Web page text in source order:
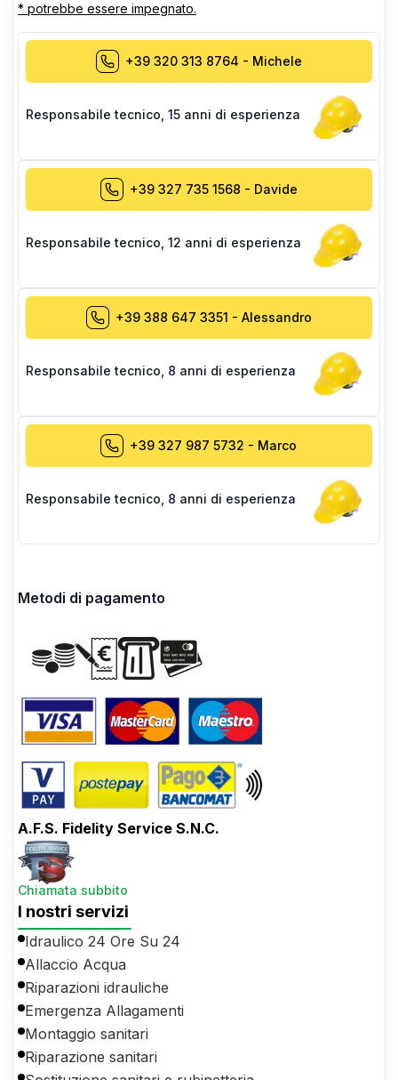
* potrebbe essere impegnato.
+39 320 313 8764 - Michele
Responsabile tecnico 15 anni di esperienza
+39 327 735 1568 - Davide
Responsabile tecnico 12 anni di esperienza
+39 388 647 3351 - Alessandro
Responsabile tecnico 8 anni di esperienza
+39 327 987 5732 - Marco
Responsabile tecnico 8 anni di esperienza
Metodi di pagamento
A.F.S. Fidelity Service S.N.C.
Chiamata subbito
I nostri servizi
Idraulico 24 Ore Su 24
Allaccio Acqua
Riparazioni idrauliche
Emergenza Allagamenti
Montaggio sanitari
Riparazione sanitari